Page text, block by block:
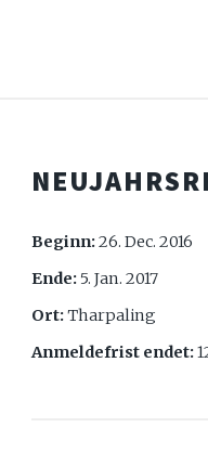
Beginn:26. Dec. 2016
Ende: 5. Jan. 2017
Ort:Tharpaling
Anmeldefrist endet: